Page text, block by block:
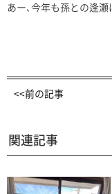
あー､今年も孫との逢瀬
<<前の記事
関連記事